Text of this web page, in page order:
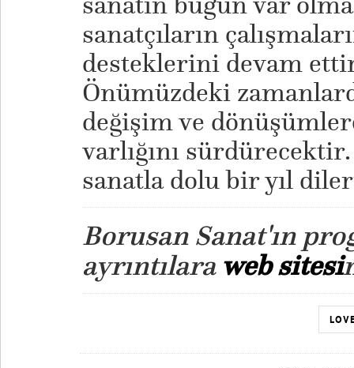
sanatçıların
desteklerini devam
Önümüzdeki
değişim ve
varlığını
sanatla dolu bir yıl
Borusan Sanat'ın
ayrıntılara web sitesi